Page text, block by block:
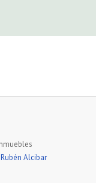
Alcibar